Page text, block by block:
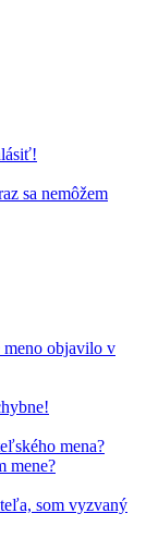
sa nemôžem
meno objavilo v
mena?
mene?
som vyzvaný